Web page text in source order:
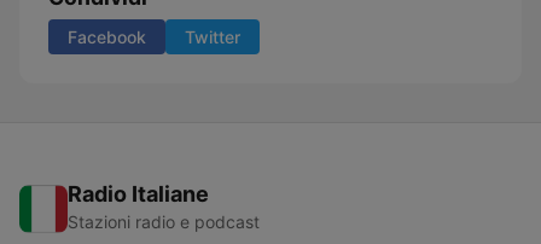
Facebook Twitter
Radio Italiane
Stazioni radio e podcast